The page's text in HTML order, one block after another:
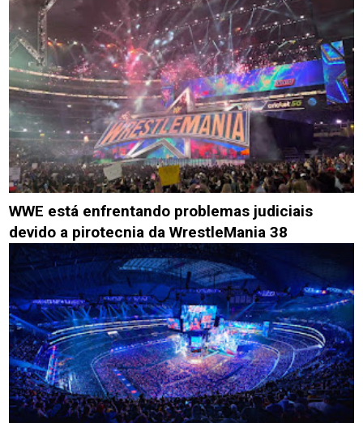
WWE está enfrentando problemas judiciais
devido a pirotecnia da WrestleMania 38